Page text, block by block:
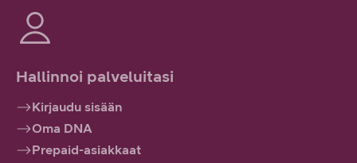
Hallinnoi palveluitasi
Kirjaudu sisään
Oma DNA
Prepaid-asiakkaat